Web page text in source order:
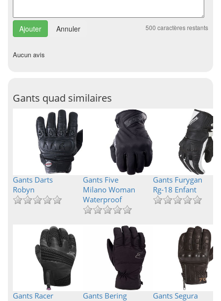
Annuler 500 caractères restants
Aucun avis
Gants quad similaires
Gants Darts
Robyn
Gants Five
Milano Woman
Waterproof
Gants Furygan
Rg-18 Enfant
Gants Racer
Gants Bering
Gants Segura